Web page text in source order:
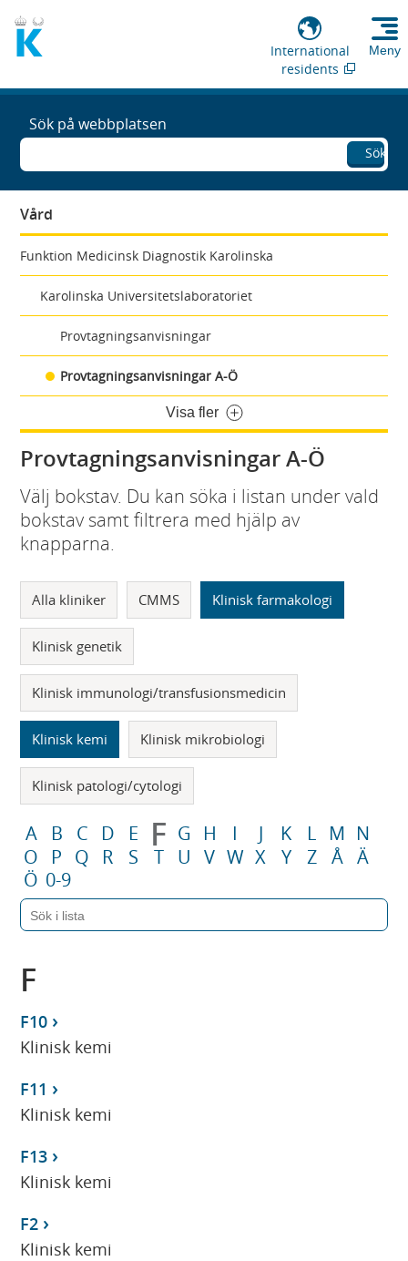
International
residents
Meny
Sök på webbplatsen
Sök
Vård
Funktion Medicinsk Diagnostik Karolinska
Karolinska Universitetslaboratoriet
Provtagningsanvisningar
Provtagningsanvisningar A-Ö
Visa fler
Provtagningsanvisningar A-Ö
Välj bokstav. Du kan söka i listan under vald
bokstav samt filtrera med hjälp av
knapparna.
Alla kliniker CMMS Klinisk farmakologi
Klinisk genetik
Klinisk immunologi/transfusionsmedicin
Klinisk kemi Klinisk mikrobiologi
Klinisk patologi/cytologi
A B C D E F G H I J K L M N
O
P Q R S T U V W X Y Z Å Ä
Ö 0-9
F
F10
Klinisk kemi
F11
Klinisk kemi
F13
Klinisk kemi
F2
Klinisk kemi